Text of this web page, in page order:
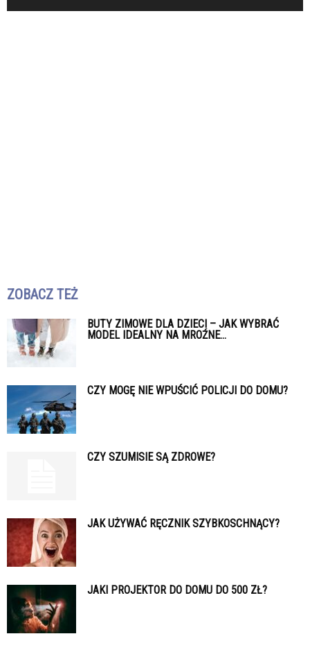
ZOBACZ TEŻ
BUTY ZIMOWE DLA DZIECI – JAK WYBRAĆ
MODEL IDEALNY NA MROŹNE...
CZY MOGĘ NIE WPUŚCIĆ POLICJI DO DOMU?
CZY SZUMISIE SĄ ZDROWE?
JAK UŻYWAĆ RĘCZNIK SZYBKOSCHNĄCY?
JAKI PROJEKTOR DO DOMU DO 500 ZŁ?